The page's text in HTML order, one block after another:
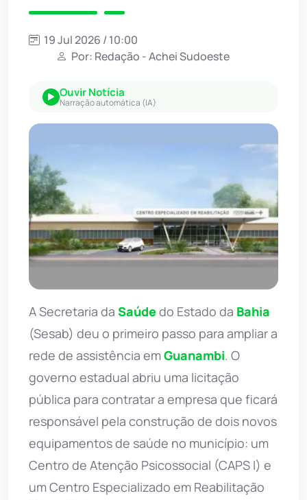
19 Jul 2026 / 10:00
Por: Redação - Achei Sudoeste
Ouvir Notícia
Narração automática (IA)
A Secretaria da Saúdedo Estado da Bahia
(Sesab) deu o primeiro passo para ampliar a
rede de assistência emGuanambi. O
governo estadual abriu uma licitação
pública para contratar a empresa que ficará
responsável pela construção de dois novos
equipamentos de saúde no município: um
Centro de Atenção Psicossocial (CAPS I) e
um Centro Especializado em Reabilitação